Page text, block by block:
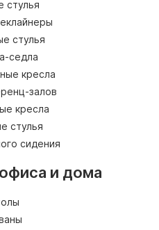
стулья
стулья
седла
кресла
залов
кресла
стулья
сидения
и дома